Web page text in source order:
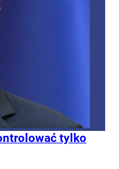
tylko